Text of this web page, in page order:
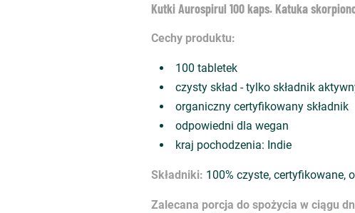
Kutki Aurospirul 100 kaps. Katuka
Cechy produktu:
100 tabletek
czysty skład - tylko składnik
organiczny certyfikowany składnik
odpowiedni dla wegan
kraj pochodzenia: Indie
Składniki: 100% czyste, certyfikowane,
Zalecana porcja do spożycia w ciągu